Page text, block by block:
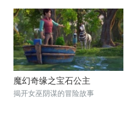
魔幻奇缘之宝石公主
揭开女巫阴谋的冒险故事